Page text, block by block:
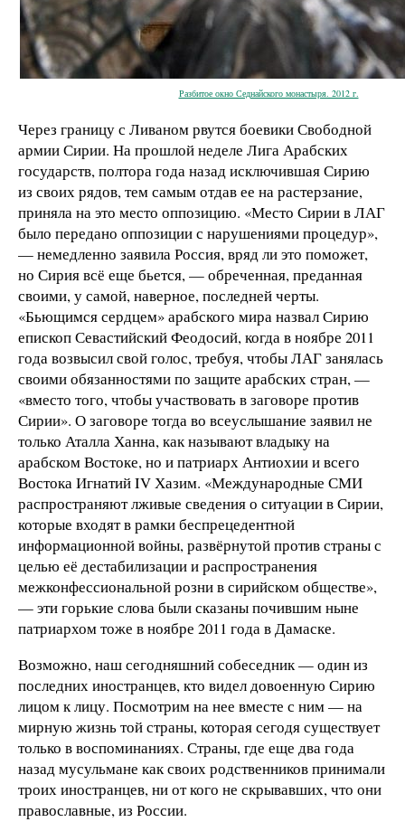
Разбитое окно Седнайского монастыря. 2012 г.
Через границу с Ливаном рвутся боевики Свободной
армии Сирии. На прошлой неделе Лига Арабских
государств, полтора года назад исключившая Сирию
из своих рядов, тем самым отдав ее на растерзание,
приняла на это место оппозицию. «Место Сирии в ЛАГ
было передано оппозиции с нарушениями процедур»,
— немедленно заявила Россия, вряд ли это поможет,
но Сирия всё еще бьется, — обреченная, преданная
своими, у самой, наверное, последней черты.
«Бьющимся сердцем» арабского мира назвал Сирию
епископ Севастийский Феодосий, когда в ноябре 2011
года возвысил свой голос, требуя, чтобы ЛАГ занялась
своими обязанностями по защите арабских стран, —
«вместо того, чтобы участвовать в заговоре против
Сирии». О заговоре тогда во всеуслышание заявил не
только Аталла Ханна, как называют владыку на
арабском Востоке, но и патриарх Антиохии и всего
Востока Игнатий IV Хазим. «Международные СМИ
распространяют лживые сведения о ситуации в Сирии,
которые входят в рамки беспрецедентной
информационной войны, развёрнутой против страны с
целью её дестабилизации и распространения
межконфессиональной розни в сирийском обществе»,
—эти горькие слова были сказаны почившим ныне
патриархом тоже в ноябре 2011 года в Дамаске.
Возможно, наш сегодняшний собеседник —один из
последних иностранцев, кто видел довоенную Сирию
лицом к лицу. Посмотрим на нее вместе с ним—на
мирную жизнь той страны, которая сегодя существует
только в воспоминаниях. Страны, где еще два года
назад мусульмане как своих родственников принимали
троих иностранцев, ни от кого не скрывавших, что они
православные, из России.